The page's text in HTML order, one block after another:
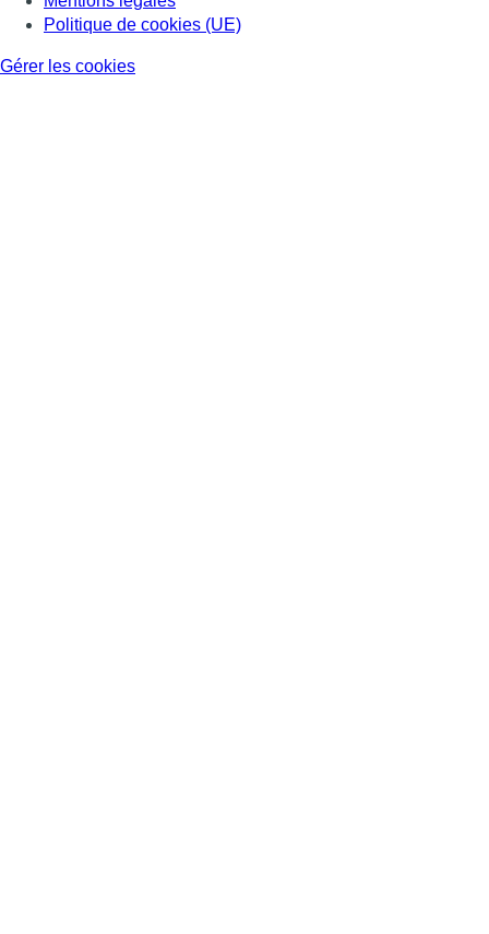
Politique de cookies (UE)
Gérer les cookies